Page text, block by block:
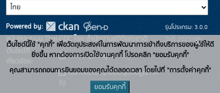
Powered by:
สนับสนุนระบบ Thai-GDC โดย สำนักงานสถิติแห่งชาติ
เว็บไซต์ที่
เกี่ยวข้อง:
ระบบบัญชีข้อมูลภาครัฐ
บริการนามานุกรมบัญชีข้อมูลภาค
รุ่นโปรแกรม: 3.0.0
วันที่: 2025-06-
26
เว็บไซต์นี้ใช้ "คุกกี้" เพื่อวัตถุประสงค์ในการพัฒนาการเข้าถึงบริการของผู้ใช้ให้ดี
ยิ่งขึ้น หากต้องการเปิดใช้งานคุกกี้ โปรดคลิก "ยอมรับคุกกี้"
คุณสามารถถอนการยินยอมของคุณได้ตลอดเวลา โดยไปที่ "การตั้งค่าคุกกี้"
ยอมรับคุกกี้
x